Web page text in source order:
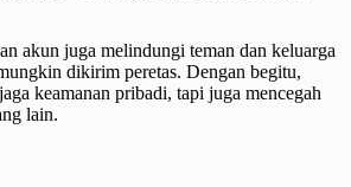
akun juga melindungi teman dan keluarga
dikirim peretas. Dengan begitu,
keamanan pribadi, tapi juga mencegah
lain.